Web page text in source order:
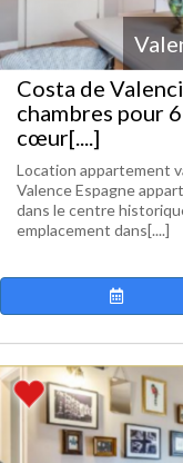
Costa de
chambres pour
cœur[....]
Location appartement
Valence Espagne
dans le centre
emplacement dans[....]